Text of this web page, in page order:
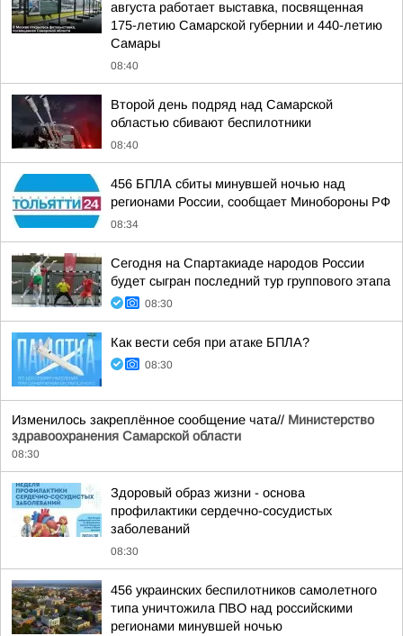
августа работает выставка, посвященная
175-летию Самарской губернии и 440-летию
Самары
08:40
Второй день подряд над Самарской
областью сбивают беспилотники
08:40
456 БПЛА сбиты минувшей ночью над
регионами России, сообщает Минобороны РФ
08:34
Сегодня на Спартакиаде народов России
будет сыгран последний тур группового этапа
08:30
Как вести себя при атаке БПЛА?
08:30
Изменилось закреплённое сообщение чата// Министерство
здравоохранения Самарской области
08:30
Здоровый образ жизни - основа
профилактики сердечно-сосудистых
заболеваний
08:30
456 украинских беспилотников самолетного
типа уничтожила ПВО над российскими
регионами минувшей ночью